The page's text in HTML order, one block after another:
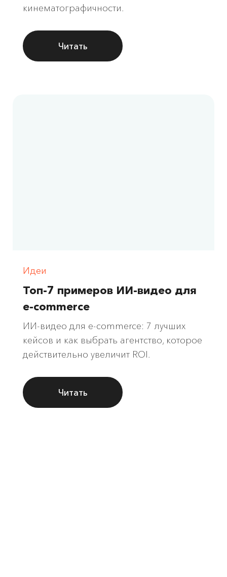
кинематографичности.
Читать
Идеи
Топ-7 примеров ИИ-видео для
e-commerce
ИИ-видео для e-commerce: 7 лучших
кейсов и как выбрать агентство, которое
действительно увеличит ROI.
Читать